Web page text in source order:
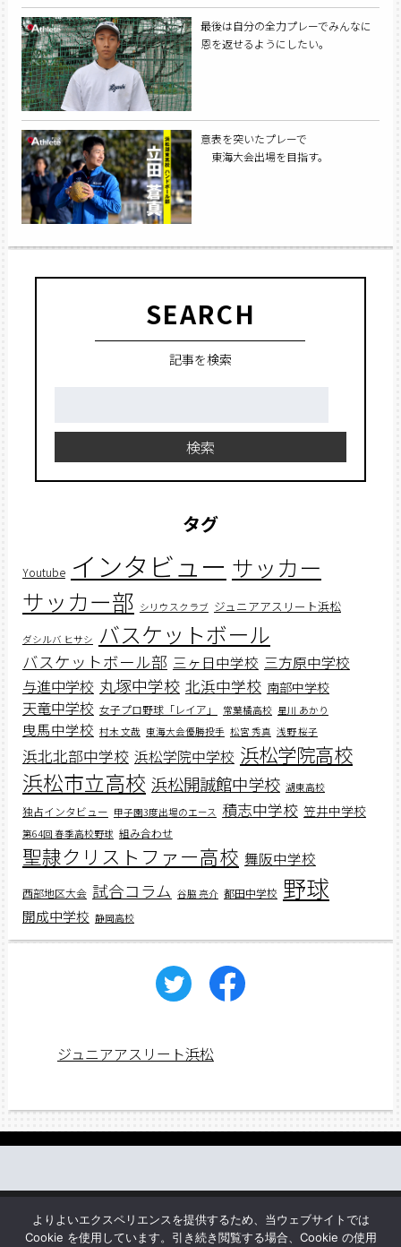
最後は自分の全力プレーでみんなに
恩を返せるようにしたい。
意表を突いたプレーで
東海大会出場を目指す。
SEARCH
記事を検索
検索
タグ
Youtube インタビュー サッカー
サッカー部 シリウスクラブ ジュニアアスリート浜松
ダシルバ ヒサシ バスケットボール
バスケットボール部 三ヶ日中学校 三方原中学校
与進中学校 丸塚中学校 北浜中学校 南部中学校
天竜中学校 女子プロ野球「レイア」 常葉橘高校 星川 あかり
曳馬中学校 村木 文哉 東海大会優勝投手 松宮 秀真 浅野 桜子
浜北北部中学校 浜松学院中学校 浜松学院高校
浜松市立高校 浜松開誠館中学校 湖東高校
独占インタビュー 甲子園3度出場のエース 積志中学校 笠井中学校
第64回 春季高校野球 組み合わせ
聖隷クリストファー高校 舞阪中学校
西部地区大会 試合コラム 谷脇 亮介 都田中学校 野球
開成中学校 静岡高校
ジュニアアスリート浜松
お問い合わせ
よりよいエクスペリエンスを提供するため、当ウェブサイトでは
Cookie を使用しています。引き続き閲覧する場合、Cookie の使用